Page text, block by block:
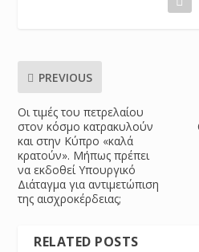
PREVIOUS
Οι τιμές του πετρελαίου
στον κόσμο κατρακυλούν
και στην Κύπρο «καλά
κρατούν». Μήπως πρέπει
να εκδοθεί Υπουργικό
Διάταγμα για αντιμετώπιση
της αισχροκέρδειας;
RELATED POSTS